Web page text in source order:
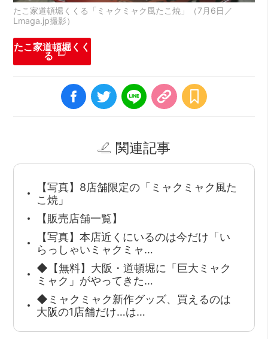
たこ家道頓堀くくる「ミャクミャク風たこ焼」（7月6日／
Lmaga.jp撮影）
たこ家道頓堀くく
る
関連記事
【写真】8店舗限定の「ミャクミャク風た
こ焼」
【販売店舗一覧】
【写真】本店近くにいるのは今だけ「い
らっしゃいミャクミャ…
◆【無料】大阪・道頓堀に「巨大ミャク
ミャク」がやってきた…
◆ミャクミャク新作グッズ、買えるのは
大阪の1店舗だけ…は…